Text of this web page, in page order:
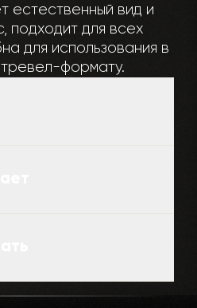
естественный вид и
подходит для всех
для использования в
формату.